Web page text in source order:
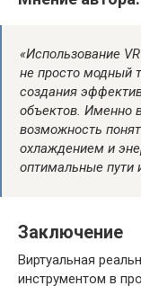
«Использование
не просто модный
создания
объектов. Именно
возможность
охлаждением и
оптимальные пути
Заключение
Виртуальная
инструментом в